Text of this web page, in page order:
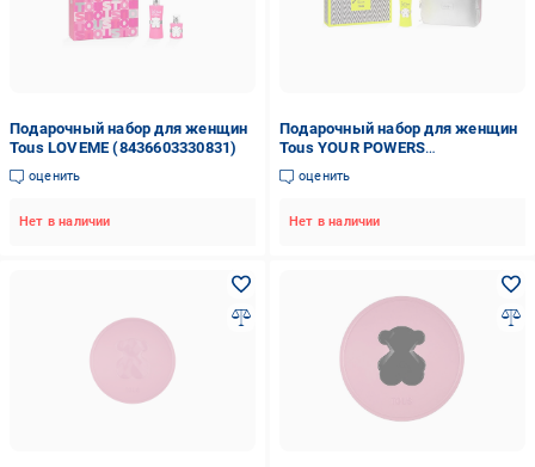
Подарочный набор для женщин
Tous LOVEME (8436603330831)
оценить
Нет в наличии
Подарочный набор для женщин
Tous YOUR POWERS
(8436603330848)
оценить
Нет в наличии